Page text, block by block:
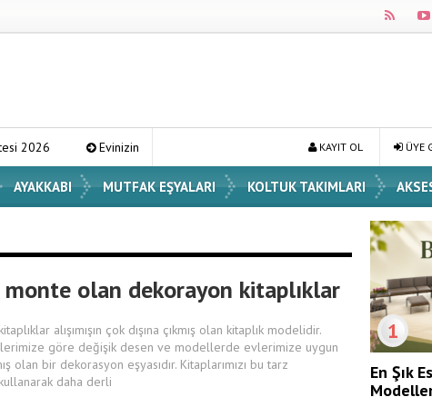
Evinizin Atmosferini Değiştirecek En Şık Vazo Modelleri ve Dekorasyon
ÜYE
KAYIT OL
AYAKKABI MUTFAK EŞYALARI KOLTUK TAKIMLARI
monte olan dekorayon kitaplıklar
alışımışın çok dışına çıkmış olan kitaplık modelidir.
göre değişik desen ve modellerde evlerimize uygun
olan bir dekorasyon eşyasıdır. Kitaplarımızı bu tarz
daha derli
1
En Şık